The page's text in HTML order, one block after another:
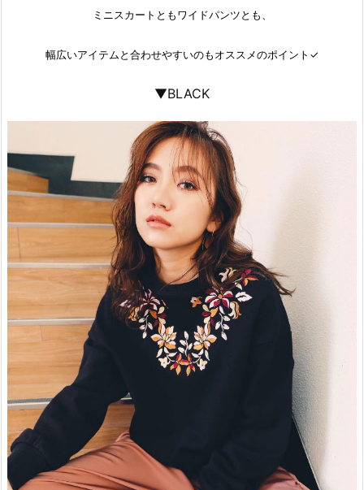
ミニスカートともワイドパンツとも、
幅広いアイテムと合わせやすいのもオススメのポイント✓
▼BLACK